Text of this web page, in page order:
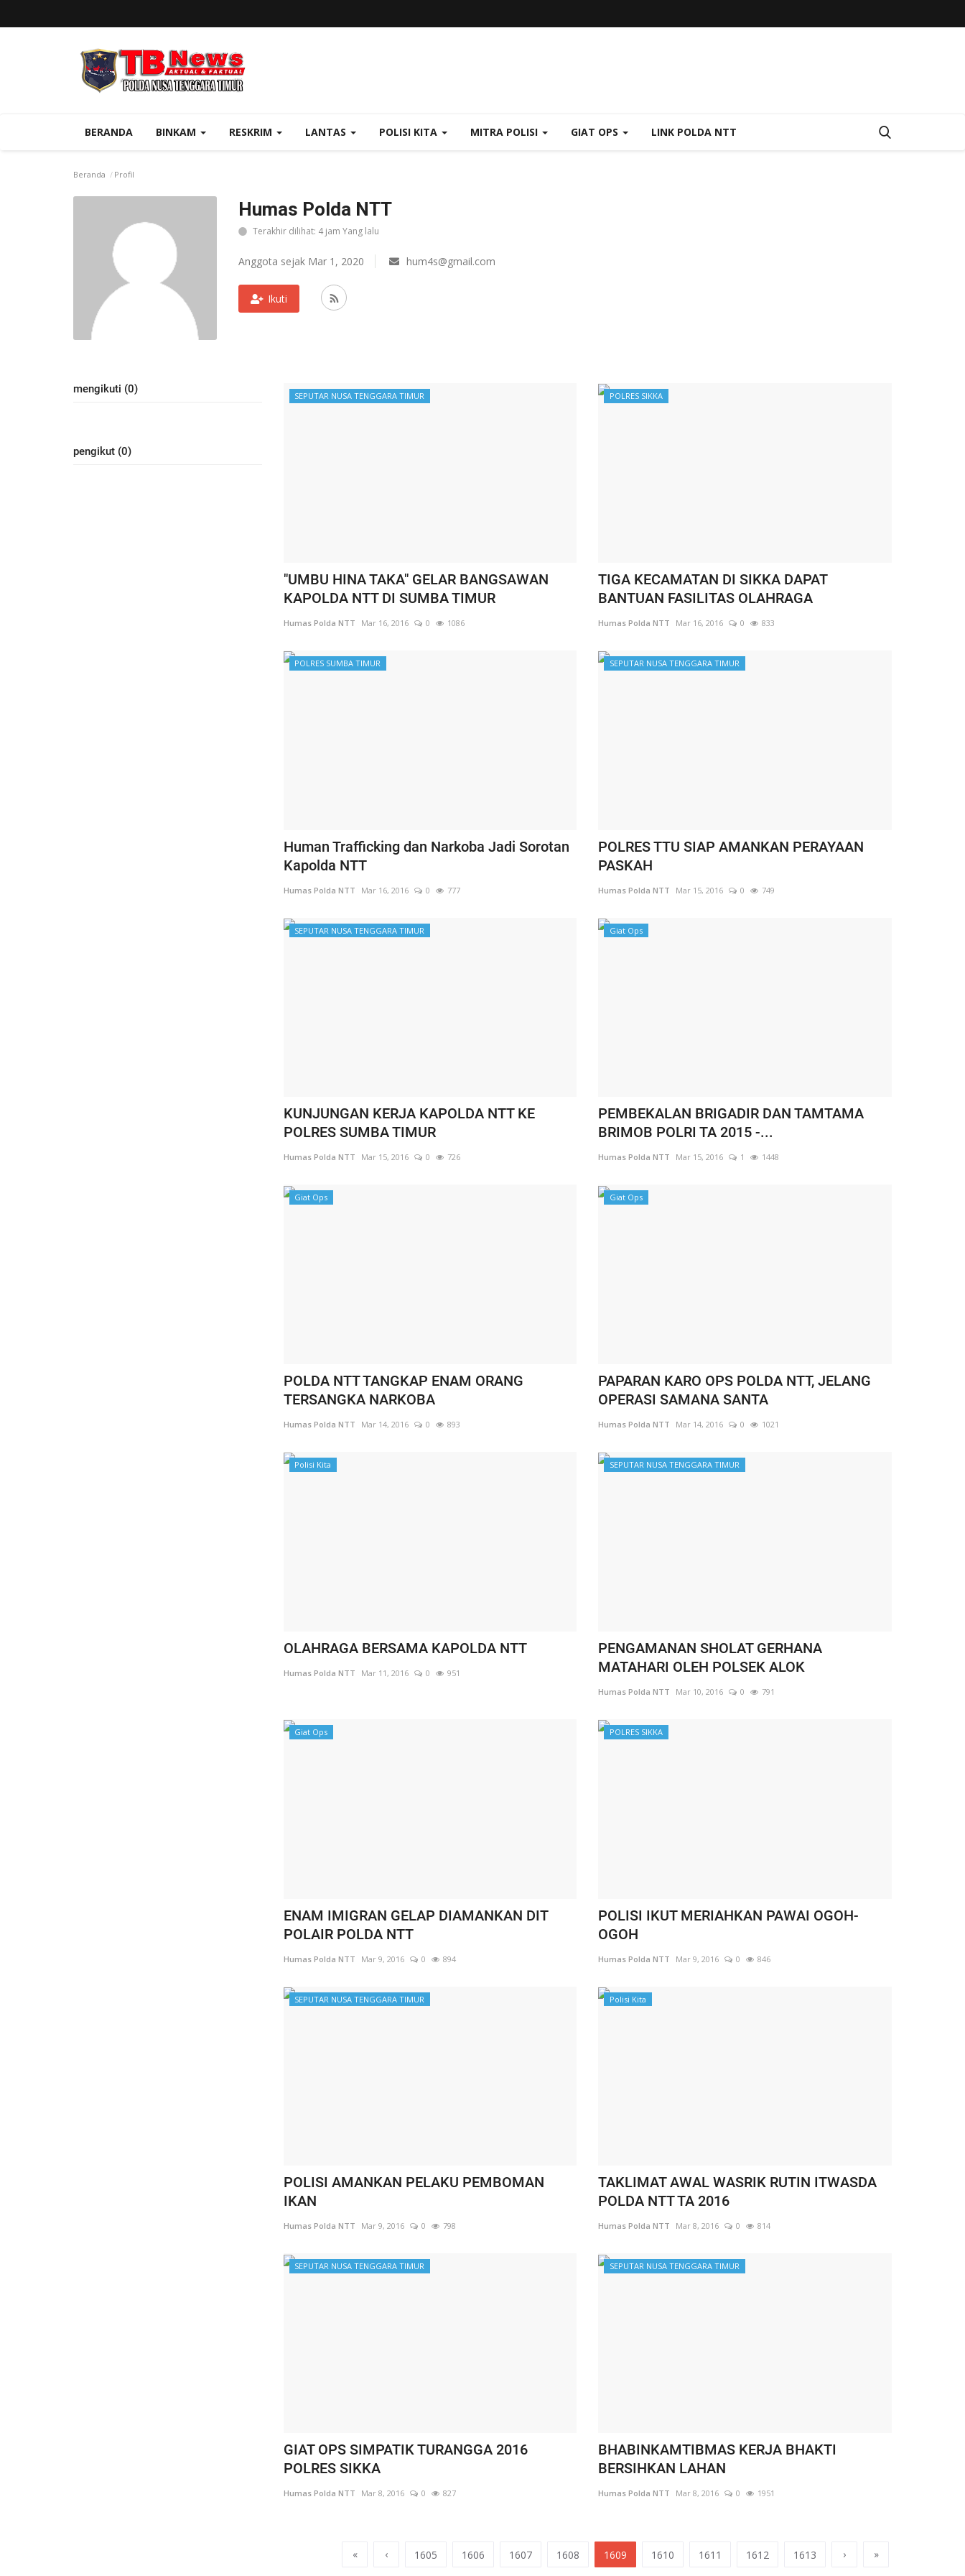
BERANDA BINKAM RESKRIM LANTAS POLISI KITA MITRA POLISI GIAT OPS LINK POLDA NTT
Beranda Profil
Humas Polda NTT
Terakhir dilihat: 4 jam Yang lalu
Anggota sejak Mar 1, 2020 hum4s@gmail.com
Ikuti
mengikuti (0)
pengikut (0)
SEPUTAR NUSA TENGGARA TIMUR
"UMBU HINA TAKA" GELAR BANGSAWAN
KAPOLDA NTT DI SUMBA TIMUR
Humas Polda NTT Mar 16, 2016 0 1086
POLRES SIKKA
TIGA KECAMATAN DI SIKKA DAPAT
BANTUAN FASILITAS OLAHRAGA
Humas Polda NTT Mar 16, 2016 0 833
POLRES SUMBA TIMUR
Human Trafficking dan Narkoba Jadi Sorotan
Kapolda NTT
Humas Polda NTT Mar 16, 2016 0 777
SEPUTAR NUSA TENGGARA TIMUR
POLRES TTU SIAP AMANKAN PERAYAAN
PASKAH
Humas Polda NTT Mar 15, 2016 0 749
SEPUTAR NUSA TENGGARA TIMUR
KUNJUNGAN KERJA KAPOLDA NTT KE
POLRES SUMBA TIMUR
Humas Polda NTT Mar 15, 2016 0 726
Giat Ops
PEMBEKALAN BRIGADIR DAN TAMTAMA
BRIMOB POLRI TA 2015 -...
Humas Polda NTT Mar 15, 2016 1 1448
Giat Ops
POLDA NTT TANGKAP ENAM ORANG
TERSANGKA NARKOBA
Humas Polda NTT Mar 14, 2016 0 893
Giat Ops
PAPARAN KARO OPS POLDA NTT, JELANG
OPERASI SAMANA SANTA
Humas Polda NTT Mar 14, 2016 0 1021
Polisi Kita
OLAHRAGA BERSAMA KAPOLDA NTT
Humas Polda NTT Mar 11, 2016 0 951
SEPUTAR NUSA TENGGARA TIMUR
PENGAMANAN SHOLAT GERHANA
MATAHARI OLEH POLSEK ALOK
Humas Polda NTT Mar 10, 2016 0 791
Giat Ops
ENAM IMIGRAN GELAP DIAMANKAN DIT
POLAIR POLDA NTT
Humas Polda NTT Mar 9, 2016 0 894
POLRES SIKKA
POLISI IKUT MERIAHKAN PAWAI OGOH-
OGOH
Humas Polda NTT Mar 9, 2016 0 846
SEPUTAR NUSA TENGGARA TIMUR
POLISI AMANKAN PELAKU PEMBOMAN
IKAN
Humas Polda NTT Mar 9, 2016 0 798
Polisi Kita
TAKLIMAT AWAL WASRIK RUTIN ITWASDA
POLDA NTT TA 2016
Humas Polda NTT Mar 8, 2016 0 814
SEPUTAR NUSA TENGGARA TIMUR
GIAT OPS SIMPATIK TURANGGA 2016
POLRES SIKKA
Humas Polda NTT Mar 8, 2016 0 827
SEPUTAR NUSA TENGGARA TIMUR
BHABINKAMTIBMAS KERJA BHAKTI
BERSIHKAN LAHAN
Humas Polda NTT Mar 8, 2016 0 1951
« ‹ 1605 1606 1607 1608 1609 1610 1611 1612 1613 › »